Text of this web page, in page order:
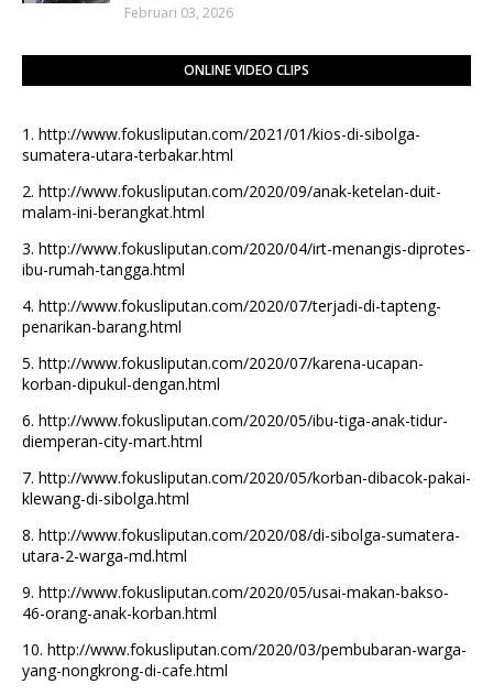
Februari 03, 2026
ONLINE VIDEO CLIPS
1. http://www.fokusliputan.com/2021/01/kios-di-sibolga-
sumatera-utara-terbakar.html
2. http://www.fokusliputan.com/2020/09/anak-ketelan-duit-
malam-ini-berangkat.html
3. http://www.fokusliputan.com/2020/04/irt-menangis-diprotes-
ibu-rumah-tangga.html
4. http://www.fokusliputan.com/2020/07/terjadi-di-tapteng-
penarikan-barang.html
5. http://www.fokusliputan.com/2020/07/karena-ucapan-
korban-dipukul-dengan.html
6. http://www.fokusliputan.com/2020/05/ibu-tiga-anak-tidur-
diemperan-city-mart.html
7. http://www.fokusliputan.com/2020/05/korban-dibacok-pakai-
klewang-di-sibolga.html
8. http://www.fokusliputan.com/2020/08/di-sibolga-sumatera-
utara-2-warga-md.html
9. http://www.fokusliputan.com/2020/05/usai-makan-bakso-
46-orang-anak-korban.html
10. http://www.fokusliputan.com/2020/03/pembubaran-warga-
yang-nongkrong-di-cafe.html